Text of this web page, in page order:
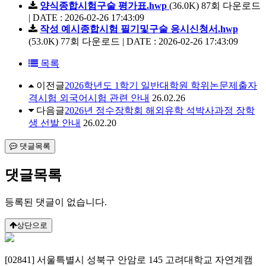
양식종합시험구술 평가표.hwp (36.0K) 87회 다운로드
| DATE : 2026-02-26 17:43:09
작성 예시종합시험 필기및구술 응시신청서.hwp
(53.0K) 77회 다운로드 | DATE : 2026-02-26 17:43:09
목록
이전글2026학년도 1학기 일반대학원 학위논문제출자
격시험 외국어시험 관련 안내 26.02.26
다음글2026년 정수장학회 해외유학 석박사과정 장학
생 선발 안내 26.02.20
댓글목록
댓글목록
등록된 댓글이 없습니다.
상단으로
[02841] 서울특별시 성북구 안암로 145 고려대학교 자연계캠